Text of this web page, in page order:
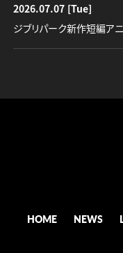
2026.07.07 [Tue]
ジブリパーク新作短編ア
HOME NEWS